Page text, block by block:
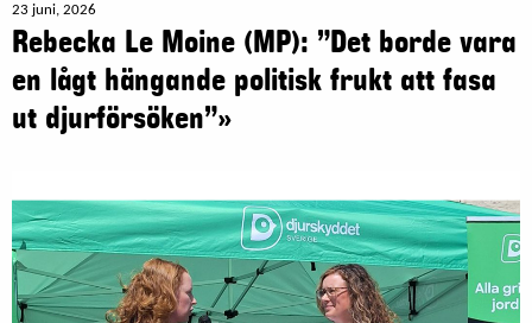
23 juni, 2026
Rebecka Le Moine (MP): ”Det borde vara
en lågt hängande politisk frukt att fasa
ut djurförsöken”»